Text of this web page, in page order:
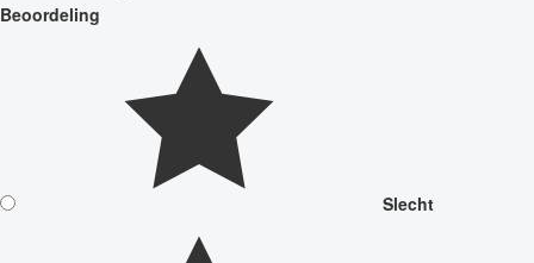
Beoordeling
Slecht